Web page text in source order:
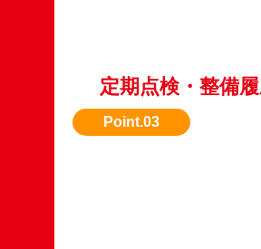
定期点検・整備
メンテナンス記録があ